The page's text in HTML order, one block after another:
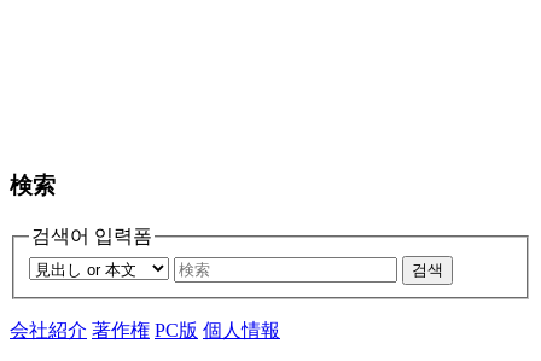
検索
검색어 입력폼
검색
会社紹介 著作権 PC版 個人情報